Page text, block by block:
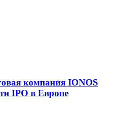
компания IONOS
IPO в Европе